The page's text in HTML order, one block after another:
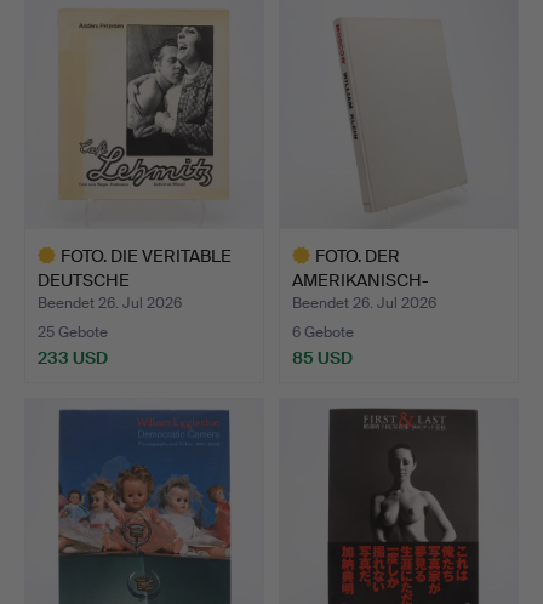
FOTO. DIE VERITABLE
DEUTSCHE
ERSTAUSGABE V…
Beendet 26. Jul 2026
25 Gebote
233 USD
Objekt
FOTO. DER
AMERIKANISCH-
FRANZÖSISCHE
FOTOGR…
Beendet 26. Jul 2026
6 Gebote
85 USD